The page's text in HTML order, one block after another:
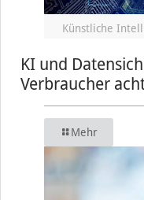
Künstliche
KI und
Verbraucher
Mehr